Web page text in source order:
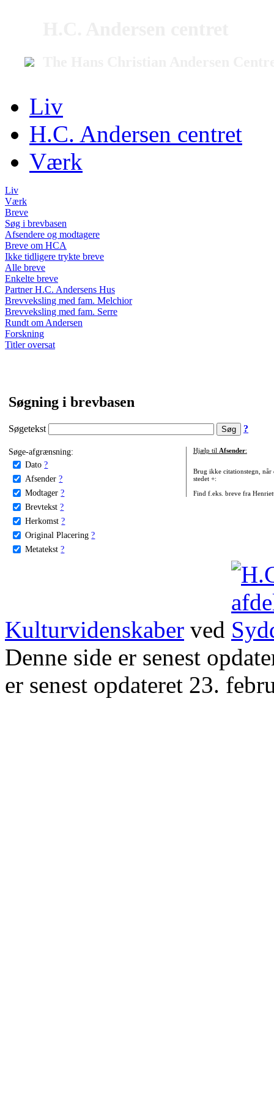
Liv
H.C. Andersen centret
Værk
Liv
Værk
Breve
Søg i brevbasen
Afsendere og modtagere
Breve om HCA
Ikke tidligere trykte breve
Alle breve
Enkelte breve
Partner H.C. Andersens Hus
Brevveksling med fam. Melchior
Brevveksling med fam. Serre
Rundt om Andersen
Forskning
Titler oversat
Søgning i brevbasen
Søgetekst ?
Søge-afgrænsning:
Dato ?
Afsender ?
Modtager ?
Brevtekst ?
Herkomst ?
Original Placering ?
Metatekst ?
Hjælp til Afsender:
Brug ikke citationstegn, når
stedet +:
Find f.eks. breve fra
Kulturvidenskaber ved
Denne side er senest
er senest opdateret 23.